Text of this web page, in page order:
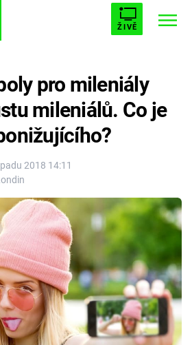
ŽIVĚ
AVENGERS 5
2018 14:11
pro mileniály
mileniálů. Co je